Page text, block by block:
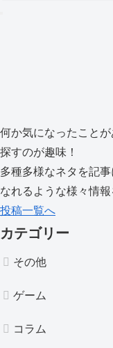
何か気になったこと
探すのが趣味！
多種多様なネタを記
なれるような様々情
投稿一覧へ
カテゴリー
その他
ゲーム
コラム